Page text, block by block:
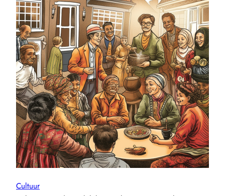
Cultuur